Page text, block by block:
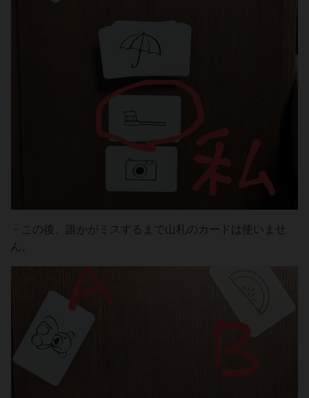
・この後、誰かがミスするまで山札のカードは使いませ
ん。